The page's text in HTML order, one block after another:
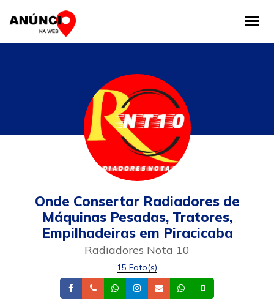
Onde Consertar Radiadores de
Máquinas Pesadas, Tratores,
Empilhadeiras em Piracicaba
Radiadores Nota 10
15 Foto(s)
FacebookTelefoneWhatsappInstagram
Email Whatsapp